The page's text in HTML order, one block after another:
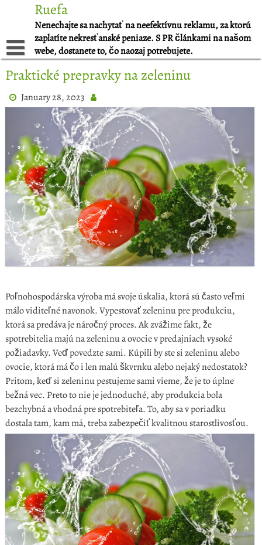
Ruefa
Nenechajte sa nachytať na neefektívnu reklamu, za ktorú
zaplatíte nekresťanské peniaze. S PR článkami na našom
webe, dostanete to, čo naozaj potrebujete.
Praktické prepravky na zeleninu
January 28, 2023
Poľnohospodárska výroba má svoje úskalia, ktorá sú často veľmi
málo viditeľné navonok. Vypestovať zeleninu pre produkciu,
ktorá sa predáva je náročný proces. Ak zvážime fakt, že
spotrebitelia majú na zeleninu a ovocie v predajniach vysoké
požiadavky. Veď povedzte sami. Kúpili by ste si zeleninu alebo
ovocie, ktorá má čo i len malú škvrnku alebo nejaký nedostatok?
Pritom, keď si zeleninu pestujeme sami vieme, že je to úplne
bežná vec. Preto to nie je jednoduché, aby produkcia bola
bezchybná a vhodná pre spotrebiteľa. To, aby sa v poriadku
dostala tam, kam má, treba zabezpečiť kvalitnou starostlivosťou.